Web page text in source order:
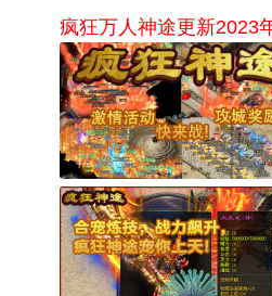
疯狂万人神途更新2023